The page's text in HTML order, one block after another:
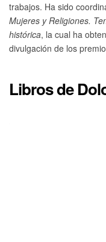
trabajos. Ha sido
Mujeres y Religiones.
histórica, la cual ha
divulgación de los
Libros de